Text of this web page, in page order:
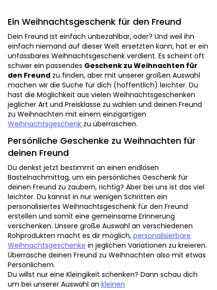
Ein Weihnachtsgeschenk für den Freund
Dein Freund ist einfach unbezahlbar, oder? Und weil ihn
einfach niemand auf dieser Welt ersetzten kann, hat er ein
unfassbares Weihnachtsgeschenk verdient. Es scheint oft
schwer ein passendes Geschenk zu Weihnachten für
den Freund zu finden, aber mit unserer großen Auswahl
machen wir die Suche für dich (hoffentlich) leichter. Du
hast die Möglichkeit aus vielen Weihnachtsgeschenken
jeglicher Art und Preisklasse zu wählen und deinen Freund
zu Weihnachten mit einem einzigartigen
Weihnachtsgeschenk zu überraschen.
Persönliche Geschenke zu Weihnachten für
deinen Freund
Du denkst jetzt bestimmt an einen endlosen
Bastelnachmittag, um ein persönliches Geschenk für
deinen Freund zu zaubern, richtig? Aber bei uns ist das viel
leichter. Du kannst in nur wenigen Schritten ein
personalisiertes Weihnachtsgeschenk für den Freund
erstellen und somit eine gemeinsame Erinnerung
verschenken. Unsere große Auswahl an verschiedenen
Rohprodukten macht es dir möglich, personalisierbare
Weihnachtsgeschenke in jeglichen Variationen zu kreieren.
Überrasche deinen Freund zu Weihnachten also mit etwas
Persönlichem.
Du willst nur eine Kleingikeit schenken? Dann schau dich
um bei unserer Auswahl an kleinen